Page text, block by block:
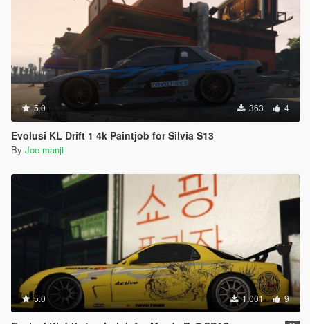
5.0 363 4
Evolusi KL Drift 1 4k Paintjob for Silvia S13
By Joe manji
5.0 1.001 9